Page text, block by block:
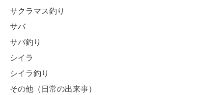
サクラマス釣り
サバ
サバ釣り
シイラ
シイラ釣り
その他（日常の出来事）